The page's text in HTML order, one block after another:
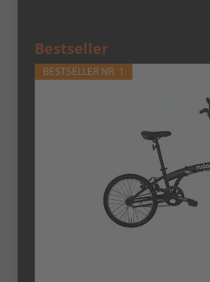
Bestseller
BESTSELLER NR. 1